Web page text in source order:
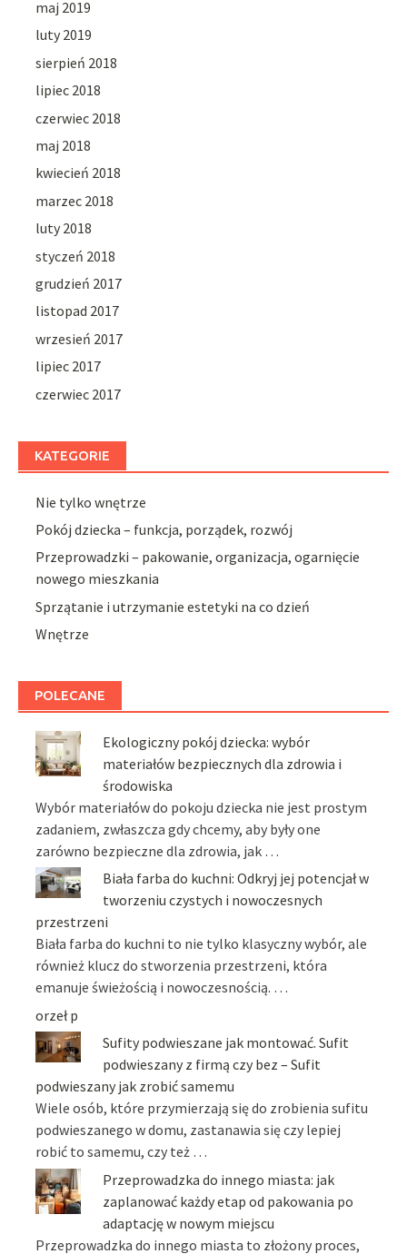
maj 2019
luty 2019
sierpień 2018
lipiec 2018
czerwiec 2018
maj 2018
kwiecień 2018
marzec 2018
luty 2018
styczeń 2018
grudzień 2017
listopad 2017
wrzesień 2017
lipiec 2017
czerwiec 2017
KATEGORIE
Nie tylko wnętrze
Pokój dziecka – funkcja, porządek, rozwój
Przeprowadzki – pakowanie, organizacja, ogarnięcie
nowego mieszkania
Sprzątanie i utrzymanie estetyki na co dzień
Wnętrze
POLECANE
Ekologiczny pokój dziecka: wybór
materiałów bezpiecznych dla zdrowia i
środowiska
Wybór materiałów do pokoju dziecka nie jest prostym
zadaniem, zwłaszcza gdy chcemy, aby były one
zarówno bezpieczne dla zdrowia, jak …
Biała farba do kuchni: Odkryj jej potencjał w
tworzeniu czystych i nowoczesnych
przestrzeni
Biała farba do kuchni to nie tylko klasyczny wybór, ale
również klucz do stworzenia przestrzeni, która
emanuje świeżością i nowoczesnością. …
orzeł p
Sufity podwieszane jak montować. Sufit
podwieszany z firmą czy bez – Sufit
podwieszany jak zrobić samemu
Wiele osób, które przymierzają się do zrobienia sufitu
podwieszanego w domu, zastanawia się czy lepiej
robić to samemu, czy też …
Przeprowadzka do innego miasta: jak
zaplanować każdy etap od pakowania po
adaptację w nowym miejscu
Przeprowadzka do innego miasta to złożony proces,